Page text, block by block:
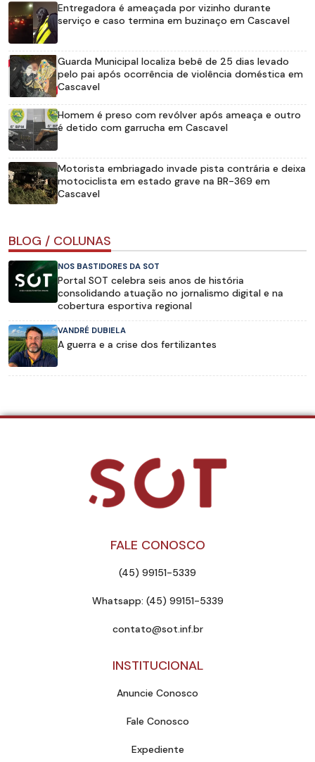
Entregadora é ameaçada por vizinho durante
serviço e caso termina em buzinaço em Cascavel
Guarda Municipal localiza bebê de 25 dias levado
pelo pai após ocorrência de violência doméstica em
Cascavel
Homem é preso com revólver após ameaça e outro
é detido com garrucha em Cascavel
Motorista embriagado invade pista contrária e deixa
motociclista em estado grave na BR-369 em
Cascavel
BLOG / COLUNAS
NOS BASTIDORES DA SOT
Portal SOT celebra seis anos de história
consolidando atuação no jornalismo digital e na
cobertura esportiva regional
VANDRÉ DUBIELA
A guerra e a crise dos fertilizantes
FALE CONOSCO
(45) 99151-5339
Whatsapp: (45) 99151-5339
contato@sot.inf.br
INSTITUCIONAL
Anuncie Conosco
Fale Conosco
Expediente